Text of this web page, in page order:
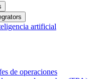
artificial
de operaciones